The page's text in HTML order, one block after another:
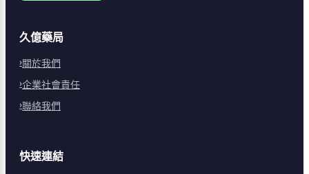
久億藥局
關於我們
企業社會責任
聯絡我們
快速連結